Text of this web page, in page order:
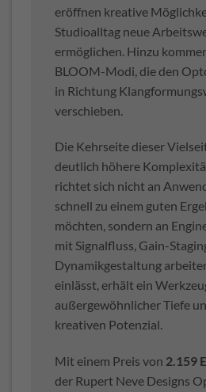
eröffnen kreative
Studioalltag neue
ermöglichen. Hinzu
BLOOM-Modi, die den
in Richtung
verschieben.
Die Kehrseite dieser
deutlich höhere
richtet sich nicht an
schnell zu einem guten
möchten, sondern an
mit Signalfluss, Gain-
Dynamikgestaltung
einlässt, erhält ein
außergewöhnlicher Tiefe
kreativen Potenzial.
Mit einem Preis von 2.159
der Rupert Neve Designs